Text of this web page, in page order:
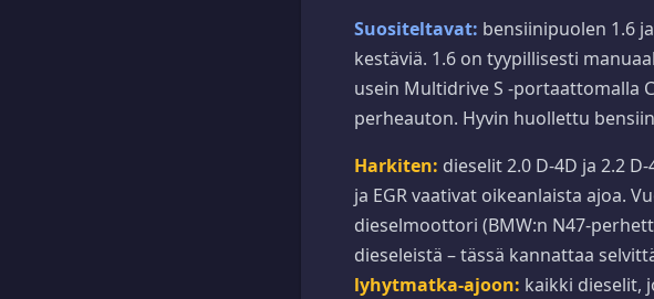
Suositeltavat: bensiinipuolen 1.6
kestäviä. 1.6 on tyypillisesti
usein Multidrive S -portaattomalla
perheauton. Hyvin huollettu
Harkiten: dieselit 2.0 D-4D ja 2.2
ja EGR vaativat oikeanlaista ajoa.
dieselmoottori (BMW:n N47-
dieseleistä – tässä kannattaa
lyhytmatka-ajoon: kaikki dieselit,